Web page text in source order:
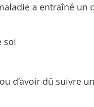
a entraîné un
soi
d’avoir dû suivre